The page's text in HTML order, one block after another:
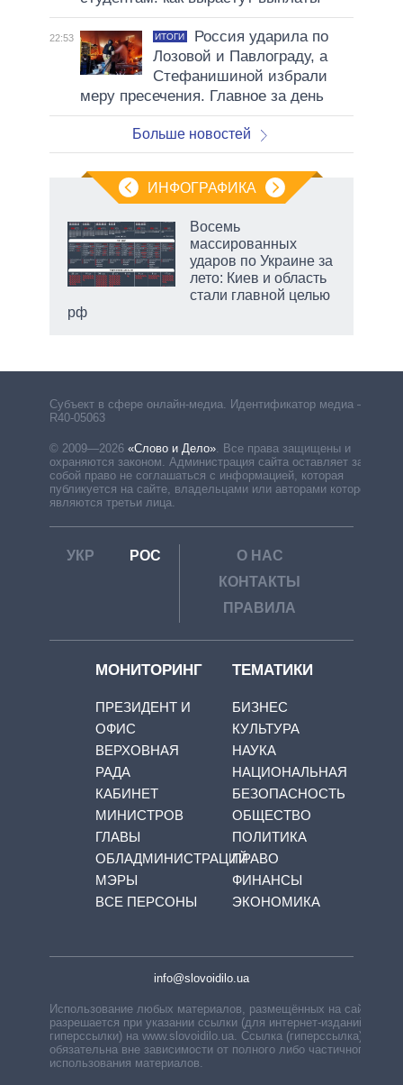
22:53 ИТОГИ
Россия ударила по
Лозовой и Павлограду, а
Стефанишиной избрали
меру пресечения. Главное за день
Больше новостей
ИНФОГРАФИКА
Восемь
массированных
ударов по Украине за
лето: Киев и область
стали главной целью
рф
Субъект в сфере онлайн-медиа. Идентификатор медиа –
R40-05063
© 2009—2026 «Слово и Дело» Все права защищены и
охраняются законом. Администрация сайта оставляет за
собой право не соглашаться с информацией, которая
публикуется на сайте, владельцами или авторами которой
являются третьи лица.
УКР РОС
О НАС
КОНТАКТЫ
ПРАВИЛА
МОНИТОРИНГ
ПРЕЗИДЕНТ И
ОФИС
ВЕРХОВНАЯ
РАДА
КАБИНЕТ
МИНИСТРОВ
ГЛАВЫ
ОБЛАДМИНИСТРАЦИЙ
МЭРЫ
ВСЕ ПЕРСОНЫ
ТЕМАТИКИ
БИЗНЕС
КУЛЬТУРА
НАУКА
НАЦИОНАЛЬНАЯ
БЕЗОПАСНОСТЬ
ОБЩЕСТВО
ПОЛИТИКА
ПРАВО
ФИНАНСЫ
ЭКОНОМИКА
info@slovoidilo.ua
Использование любых материалов, размещённых на сайте,
разрешается при указании ссылки (для интернет-изданий —
гиперссылки) на www.slovoidilo.ua. Ссылка (гиперссылка)
обязательна вне зависимости от полного либо частичного
использования материалов.